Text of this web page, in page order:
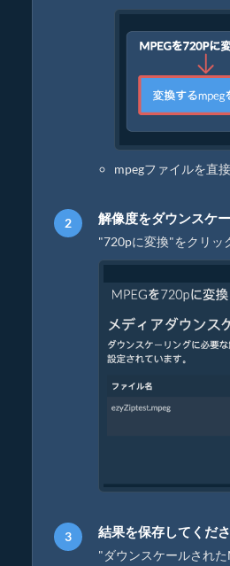
mpegファイルを直
解像度をダウンスケ
"720pに変換"をクリッ
結果を保存してくださ
"ダウンスケールされ